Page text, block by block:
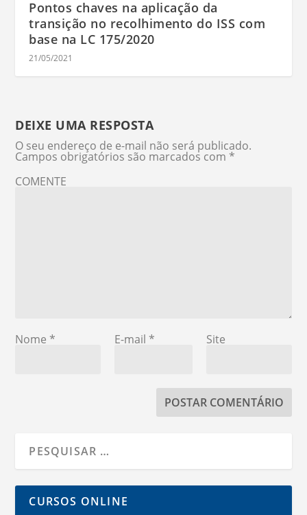
Pontos chaves na aplicação da
transição no recolhimento do ISS com
base na LC 175/2020
21/05/2021
DEIXE UMA RESPOSTA
O seu endereço de e-mail não será publicado.
Campos obrigatórios são marcados com *
COMENTE
Nome * E-mail * Site
CURSOS ONLINE